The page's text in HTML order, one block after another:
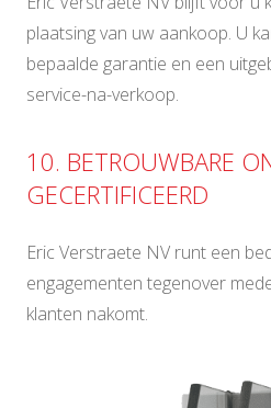
plaatsing van uw aankoop. U
bepaalde garantie en een
service-na-verkoop.
10. BETROUWBARE
GECERTIFICEERD
Eric Verstraete NV runt een
engagementen tegenover
klanten nakomt.